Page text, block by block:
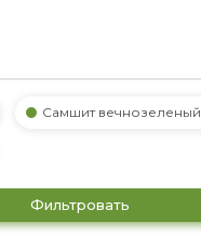
Самшит вечнозеленый
Фильтровать